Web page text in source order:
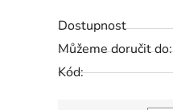
z
5
hvězdiček.
Dostupnost
Můžeme doručit do:
Kód: